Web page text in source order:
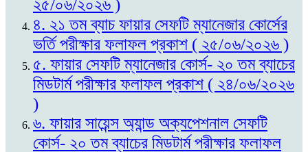
২৫/০৬/২০২৬ )
৪. ২১ তম ব্যাচ ফায়ার সেফটি ম্যানেজার কোর্সের
ভর্তি পরীক্ষার ফলাফল প্রকাশ ( ২৫/০৬/২০২৬ )
৫. ফায়ার সেফটি ম্যানেজার কোর্স- ২০ তম ব্যাচের
মিডটার্ম পরীক্ষার ফলাফল প্রকাশ ( ২৪/০৬/২০২৬
)
৬. ফায়ার সায়েন্স অ্যান্ড অক্যপেশনাল সেফটি
কোর্স- ২০ তম ব্যাচের মিডটার্ম পরীক্ষার ফলাফল